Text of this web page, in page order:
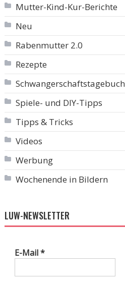
Mutter-Kind-Kur-Berichte
Neu
Rabenmutter 2.0
Rezepte
Schwangerschaftstagebuch
Spiele- und DIY-Tipps
Tipps & Tricks
Videos
Werbung
Wochenende in Bildern
LUW-NEWSLETTER
E-Mail*